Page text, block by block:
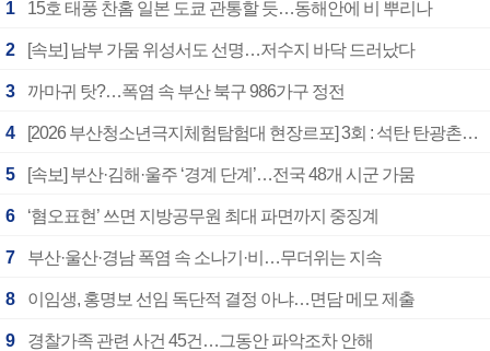
1 15호 태풍 찬홈 일본 도쿄 관통할 듯…동해안에 비 뿌리나
2 [속보] 남부 가뭄 위성서도 선명…저수지 바닥 드러났다
3 까마귀 탓?…폭염 속 부산 북구 986가구 정전
4 [2026 부산청소년극지체험탐험대 현장르포] 3회 : 석탄 탄광촌에서 북극 연구의 중심지로
5 [속보] 부산·김해·울주 ‘경계 단계’…전국 48개 시군 가뭄
6 ‘혐오표현’ 쓰면 지방공무원 최대 파면까지 중징계
7 부산·울산·경남 폭염 속 소나기·비…무더위는 지속
8 이임생, 홍명보 선임 독단적 결정 아냐…면담 메모 제출
9 경찰가족 관련 사건 45건…그동안 파악조차 안해